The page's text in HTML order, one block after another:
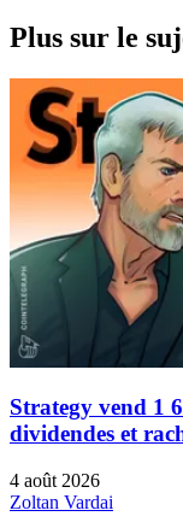
Plus sur le
Strategy vend 1
dividendes et
4 août 2026
Zoltan Vardai